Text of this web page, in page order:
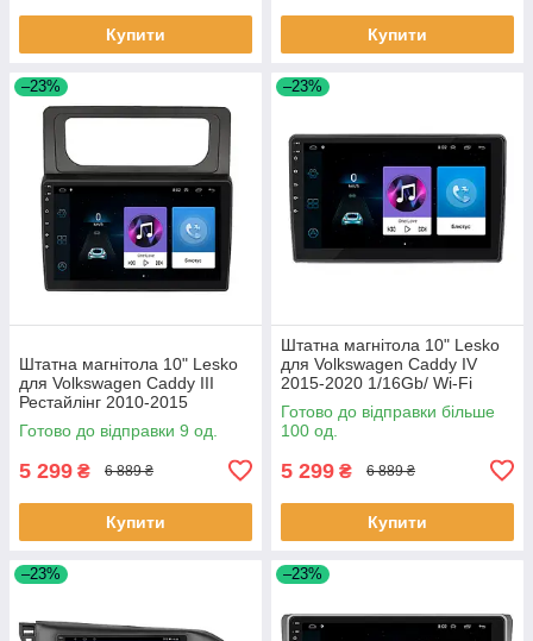
Купити Купити
–23%
Штатна магнітола 10" Lesko
для Volkswagen Caddy III
Рестайлінг 2010-2015
1/16Gb/ Wi-Fi GPS Optima
Вольксв 9 шт.
Готово до відправки 9 од.
5 299 ₴ 6 889 ₴
Купити
–23%
Штатна магнітола 10" Lesko
для Volkswagen Caddy IV
2015-2020 1/16Gb/ Wi-Fi
Optima Вольксваген шт.
Готово до відправки більше
100 од.
5 299 ₴ 6 889 ₴
Купити
–23% –23%